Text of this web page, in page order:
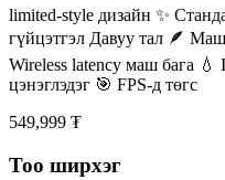
limited-style дизайн ✨
гүйцэтгэл Давуу тал 🪶
Wireless latency маш бага 💧
цэнэглэдэг 🎯 FPS-д төгс
549,999 ₮
Тоо ширхэг